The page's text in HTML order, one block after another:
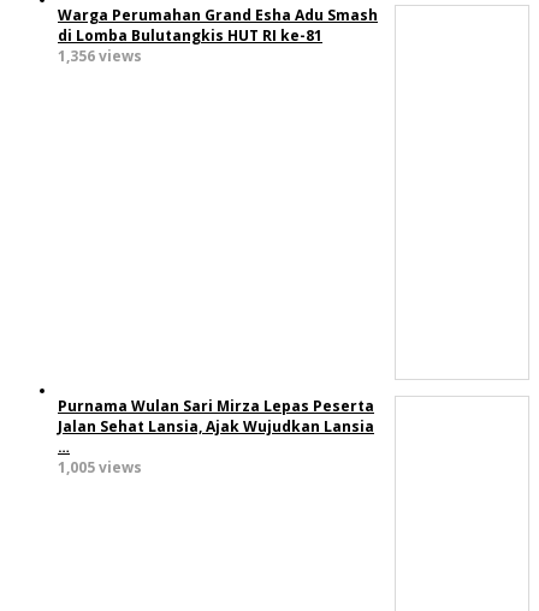
Warga Perumahan Grand Esha Adu Smash
di Lomba Bulutangkis HUT RI ke-81
1,356 views
Purnama Wulan Sari Mirza Lepas Peserta
Jalan Sehat Lansia, Ajak Wujudkan Lansia
…
1,005 views